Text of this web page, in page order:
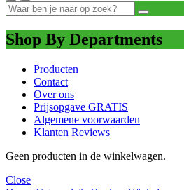
Shop By Departments
Producten
Contact
Over ons
Prijsopgave GRATIS
Algemene voorwaarden
Klanten Reviews
Geen producten in de winkelwagen.
Close